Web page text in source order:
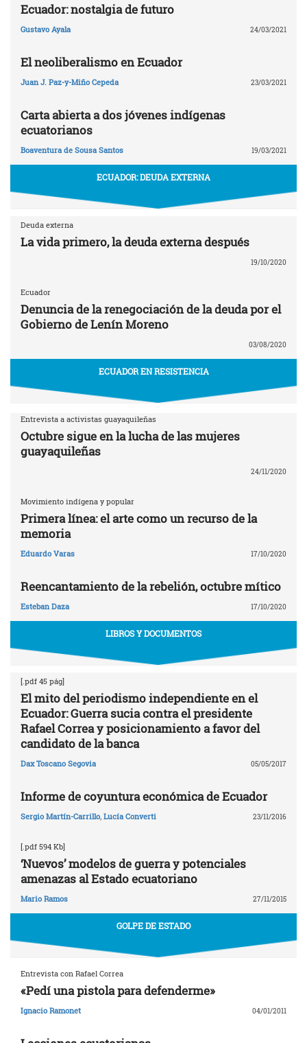
Ecuador: nostalgia de futuro
Gustavo Ayala 24/03/2021
El neoliberalismo en Ecuador
Juan J. Paz-y-Miño Cepeda 23/03/2021
Carta abierta a dos jóvenes indígenas
ecuatorianos
Boaventura de Sousa Santos 19/03/2021
ECUADOR: DEUDA EXTERNA
Deuda externa
La vida primero, la deuda externa después
19/10/2020
Ecuador
Denuncia de la renegociación de la deuda por el
Gobierno de Lenín Moreno
03/08/2020
ECUADOR EN RESISTENCIA
Entrevista a activistas guayaquileñas
Octubre sigue en la lucha de las mujeres
guayaquileñas
24/11/2020
Movimiento indígena y popular
Primera línea: el arte como un recurso de la
memoria
Eduardo Varas 17/10/2020
Reencantamiento de la rebelión, octubre mítico
Esteban Daza 17/10/2020
LIBROS Y DOCUMENTOS
[.pdf 45 pág]
El mito del periodismo independiente en el
Ecuador: Guerra sucia contra el presidente
Rafael Correa y posicionamiento a favor del
candidato de la banca
Dax Toscano Segovia 05/05/2017
Informe de coyuntura económica de Ecuador
Sergio Martín-Carrillo, Lucía Converti 23/11/2016
[.pdf 594 Kb]
‘Nuevos’ modelos de guerra y potenciales
amenazas al Estado ecuatoriano
Mario Ramos 27/11/2015
GOLPE DE ESTADO
Entrevista con Rafael Correa
«Pedí una pistola para defenderme»
Ignacio Ramonet 04/01/2011